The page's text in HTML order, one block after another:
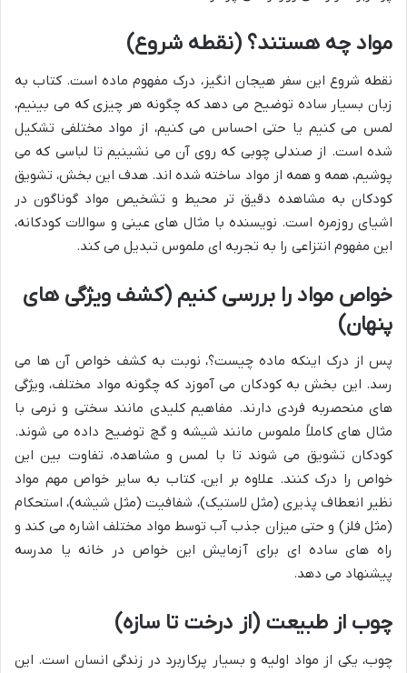
مواد چه هستند؟ (نقطه شروع)
نقطه شروع این سفر هیجان انگیز، درک مفهوم ماده است. کتاب به
زبان بسیار ساده توضیح می دهد که چگونه هر چیزی که می بینیم،
لمس می کنیم یا حتی احساس می کنیم، از مواد مختلفی تشکیل
شده است. از صندلی چوبی که روی آن می نشینیم تا لباسی که می
پوشیم، همه و همه از مواد ساخته شده اند. هدف این بخش، تشویق
کودکان به مشاهده دقیق تر محیط و تشخیص مواد گوناگون در
اشیای روزمره است. نویسنده با مثال های عینی و سوالات کودکانه،
این مفهوم انتزاعی را به تجربه ای ملموس تبدیل می کند.
خواص مواد را بررسی کنیم (کشف ویژگی های
پنهان)
پس از درک اینکه ماده چیست؟، نوبت به کشف خواص آن ها می
رسد. این بخش به کودکان می آموزد که چگونه مواد مختلف، ویژگی
های منحصربه فردی دارند. مفاهیم کلیدی مانند سختی و نرمی با
مثال های کاملاً ملموس مانند شیشه و گچ توضیح داده می شوند.
کودکان تشویق می شوند تا با لمس و مشاهده، تفاوت بین این
خواص را درک کنند. علاوه بر این، کتاب به سایر خواص مهم مواد
نظیر انعطاف پذیری (مثل لاستیک)، شفافیت (مثل شیشه)، استحکام
(مثل فلز) و حتی میزان جذب آب توسط مواد مختلف اشاره می کند و
راه های ساده ای برای آزمایش این خواص در خانه یا مدرسه
پیشنهاد می دهد.
چوب از طبیعت (از درخت تا سازه)
چوب، یکی از مواد اولیه و بسیار پرکاربرد در زندگی انسان است. این